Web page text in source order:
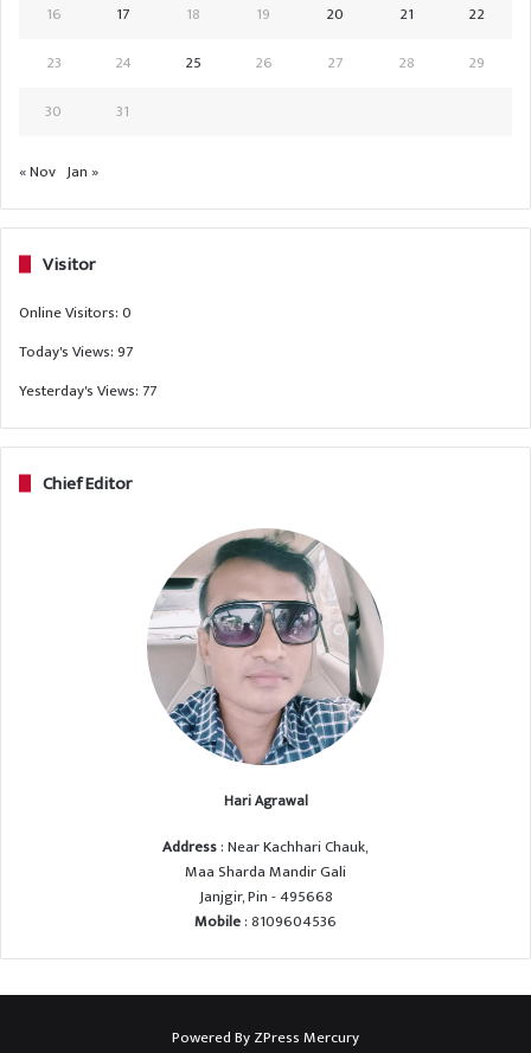
16
17 18 19 20 21
22
23
24 25 26 27 28
29
30
31
« Nov Jan »
Visitor
Online Visitors:0
Today's Views:97
Yesterday's Views: 77
Chief Editor
Hari Agrawal
Address: Near Kachhari Chauk,
Maa Sharda Mandir Gali
Janjgir, Pin - 495668
Mobile: 8109604536
Powered ByZPress Mercury